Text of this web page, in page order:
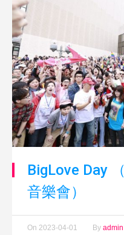
BigLove Day
音樂會）
On 2023-04-01 By admin